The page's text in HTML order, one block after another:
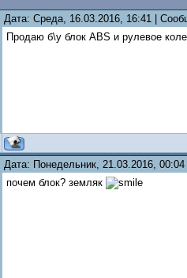
Дата: Среда, 16.03.2016, 16:41 |
Продаю б\у блок ABS и рулевое
Дата: Понедельник, 21.03.2016,
почем блок? земляк